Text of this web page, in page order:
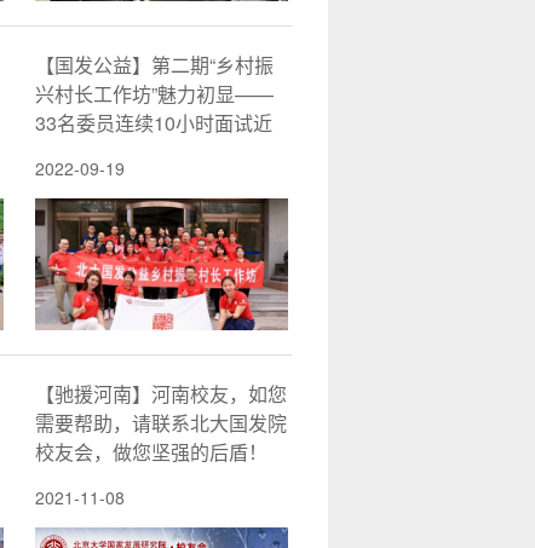
【国发公益】第二期“乡村振
兴村长工作坊”魅力初显——
33名委员连续10小时面试近
2022-09-19
【驰援河南】河南校友，如您
需要帮助，请联系北大国发院
校友会，做您坚强的后盾！
2021-11-08